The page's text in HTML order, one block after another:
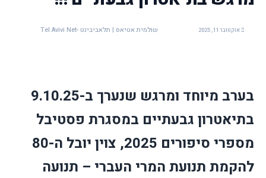
אוקטובר 11, 2025 שולמית אטיאס | תלאביבינט -Tel Avivi Net
בערב מיוחד ומרגש שנערך ב-9.10.25
בתיאטרון גבעתיים במסגרת פסטיבל
מספרי סיפורים 2025, צוין יובל ה-80
להקמת תנועת המרי העברי – תנועה